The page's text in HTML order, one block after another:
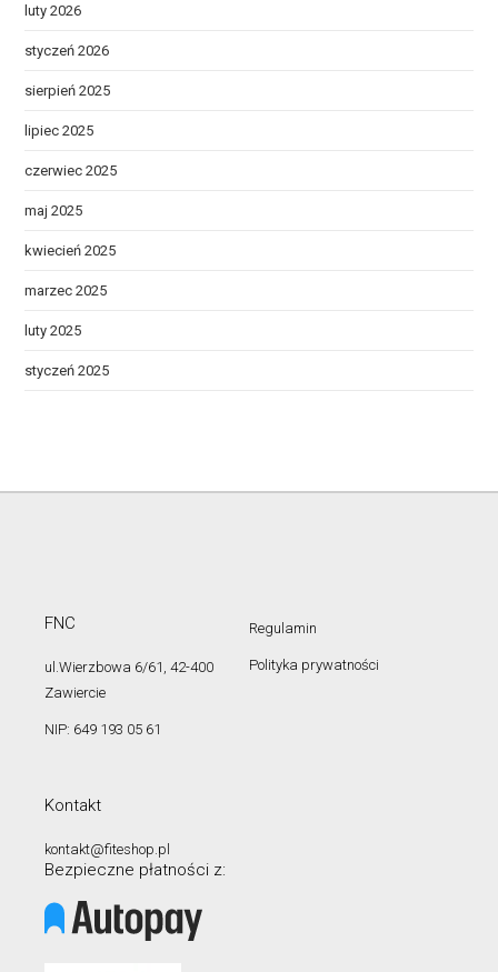
luty 2026
styczeń 2026
sierpień 2025
lipiec 2025
czerwiec 2025
maj 2025
kwiecień 2025
marzec 2025
luty 2025
styczeń 2025
FNC
ul.Wierzbowa 6/61, 42-400
Zawiercie
NIP: 649 193 05 61
Regulamin
Polityka prywatności
Kontakt
kontakt@fiteshop.pl
Bezpieczne płatności z: